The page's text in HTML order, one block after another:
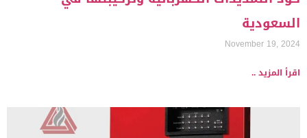
السعودية
November 19, 2024
اقرأ المزيد ..